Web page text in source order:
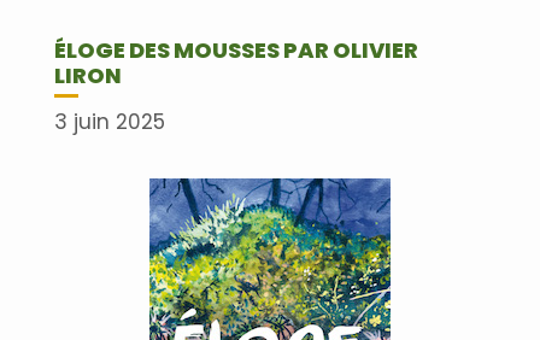
ÉLOGE DES MOUSSES PAR OLIVIER
LIRON
3 juin 2025